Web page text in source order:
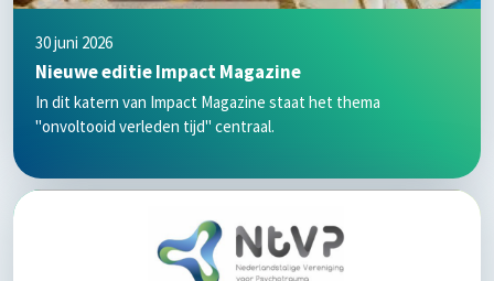
30 juni 2026
Nieuwe editie Impact Magazine
In dit katern van Impact Magazine staat het thema
"onvoltooid verleden tijd" centraal.